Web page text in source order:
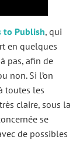
to Publish, qui
en quelques
pas, afin de
non. Si l’on
toutes les
claire, sous la
se
de possibles